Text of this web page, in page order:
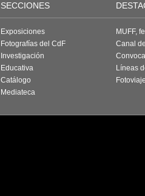
SECCIONES
Exposiciones
Fotografías del CdF
Investigación
Educativa
Catálogo
Mediateca
MUFF,
Canal
Líneas